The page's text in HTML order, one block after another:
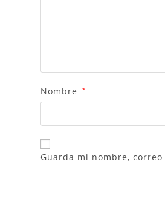
Nombre *
Guarda mi nombre,